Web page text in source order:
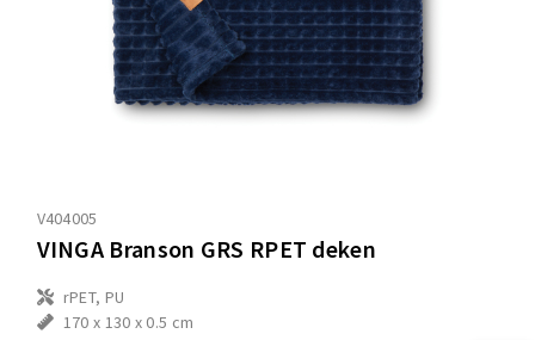
V404005
VINGA Branson GRS RPET deken
rPET, PU
170 x 130 x 0.5 cm